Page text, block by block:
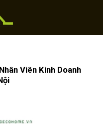
Viên Kinh Doanh